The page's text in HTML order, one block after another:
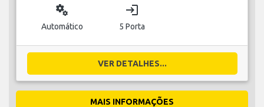
miscellaneous_services
Automático
login
5 Porta
VER DETALHES...
MAIS INFORMAÇÕES